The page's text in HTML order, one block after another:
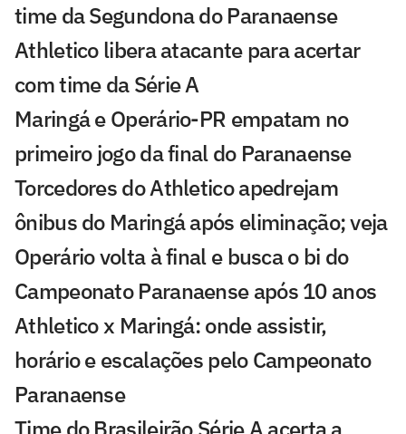
time da Segundona do Paranaense
Athletico libera atacante para acertar
com time da Série A
Maringá e Operário-PR empatam no
primeiro jogo da final do Paranaense
Torcedores do Athletico apedrejam
ônibus do Maringá após eliminação; veja
Operário volta à final e busca o bi do
Campeonato Paranaense após 10 anos
Athletico x Maringá: onde assistir,
horário e escalações pelo Campeonato
Paranaense